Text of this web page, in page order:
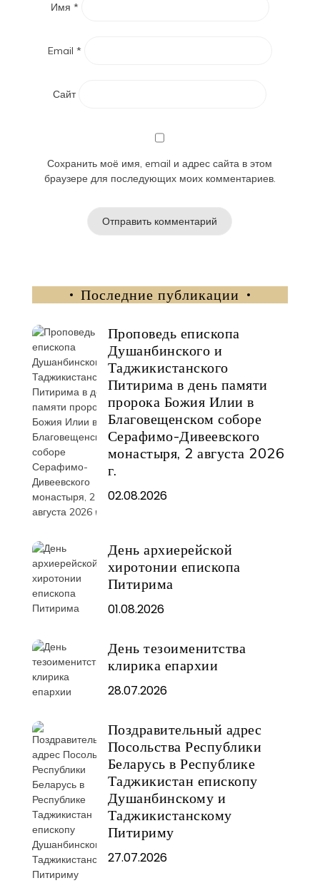
Имя *
Email *
Сайт
Сохранить моё имя, email и адрес сайта в этом
браузере для последующих моих комментариев.
Последние публикации
Проповедь епископа
Душанбинского и
Таджикистанского
Питирима в день памяти
пророка Божия Илии в
Благовещенском соборе
Серафимо-Дивеевского
монастыря, 2 августа 2026
г.
02.08.2026
День архиерейской
хиротонии епископа
Питирима
01.08.2026
День тезоименитства
клирика епархии
28.07.2026
Поздравительный адрес
Посольства Республики
Беларусь в Республике
Таджикистан епископу
Душанбинскому и
Таджикистанскому
Питириму
27.07.2026